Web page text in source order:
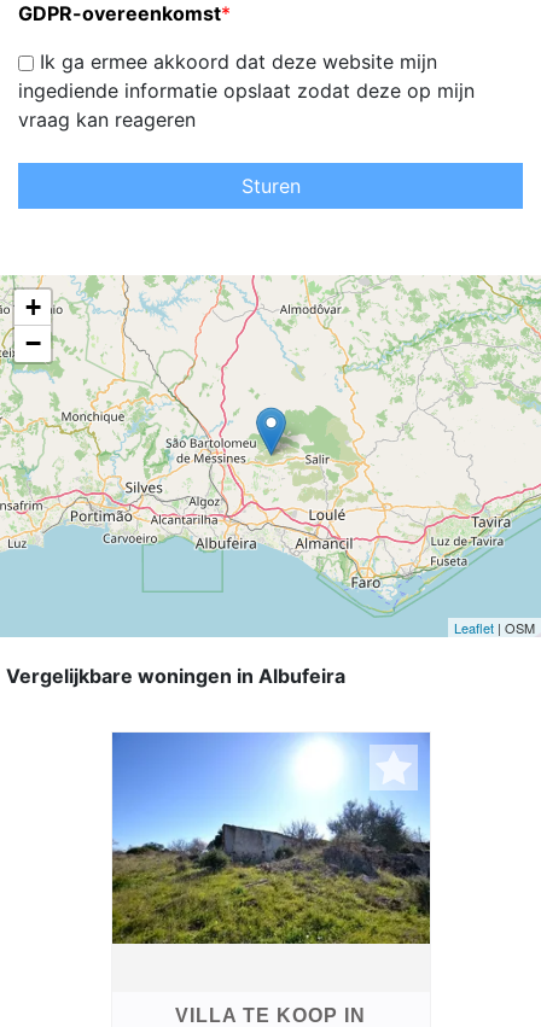
GDPR-overeenkomst*
Ik ga ermee akkoord dat deze website mijn
ingediende informatie opslaat zodat deze op mijn
vraag kan reageren
Sturen
+
−
Leaflet | OSM
Vergelijkbare woningen in Albufeira
VILLA TE KOOP IN